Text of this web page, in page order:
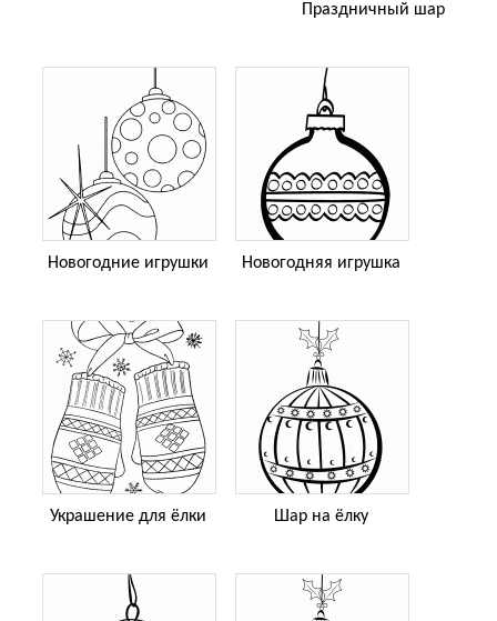
Праздничный шар
Новогодние игрушки Новогодняя игрушка
Украшение для ёлки Шар на ёлку